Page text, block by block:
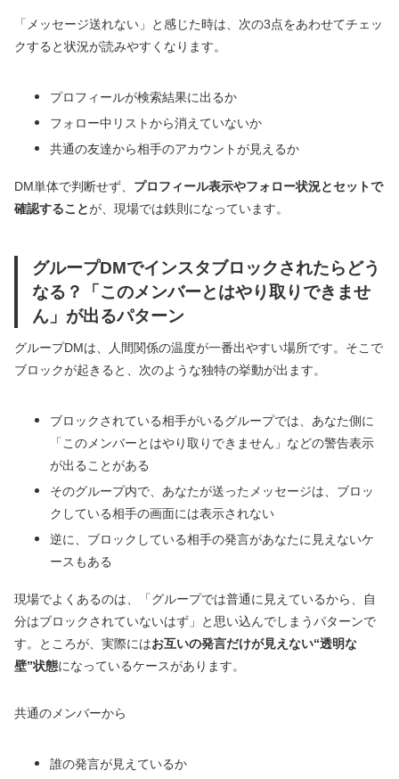
「メッセージ送れない」と感じた時は、次の3点をあわせてチェッ
クすると状況が読みやすくなります。
プロフィールが検索結果に出るか
フォロー中リストから消えていないか
共通の友達から相手のアカウントが見えるか
DM単体で判断せず、 プロフィール表示やフォロー状況とセットで
確認することが、現場では鉄則になっています。
グループDMでインスタブロックされたらどう
なる？「このメンバーとはやり取りできませ
ん」が出るパターン
グループDMは、人間関係の温度が一番出やすい場所です。そこで
ブロックが起きると、次のような独特の挙動が出ます。
ブロックされている相手がいるグループでは、あなた側に
「このメンバーとはやり取りできません」などの警告表示
が出ることがある
そのグループ内で、あなたが送ったメッセージは、ブロッ
クしている相手の画面には表示されない
逆に、ブロックしている相手の発言があなたに見えないケ
ースもある
現場でよくあるのは、「グループでは普通に見えているから、自
分はブロックされていないはず」と思い込んでしまうパターンで
す。ところが、実際にはお互いの発言だけが見えない“透明な
壁”状態になっているケースがあります。
共通のメンバーから
誰の発言が見えているか